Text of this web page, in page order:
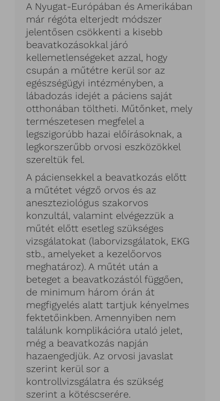
A Nyugat-Európában és Amerikában
már régóta elterjedt módszer
jelentősen csökkenti a kisebb
beavatkozásokkal járó
kellemetlenségeket azzal, hogy
csupán a műtétre kerül sor az
egészségügyi intézményben, a
lábadozás idejét a páciens saját
otthonában töltheti. Műtőnket, mely
természetesen megfelel a
legszigorúbb hazai előírásoknak, a
legkorszerűbb orvosi eszközökkel
szereltük fel.
A páciensekkel a beavatkozás előtt
a műtétet végző orvos és az
aneszteziológus szakorvos
konzultál, valamint elvégezzük a
műtét előtt esetleg szükséges
vizsgálatokat (laborvizsgálatok, EKG
stb., amelyeket a kezelőorvos
meghatároz). A műtét után a
beteget a beavatkozástól függően,
de minimum három órán át
megfigyelés alatt tartjuk kényelmes
fektetőinkben. Amennyiben nem
találunk komplikációra utaló jelet,
még a beavatkozás napján
hazaengedjük. Az orvosi javaslat
szerint kerül sor a
kontrollvizsgálatra és szükség
szerint a kötéscserére.